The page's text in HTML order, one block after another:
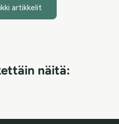
artikkelit
näitä: